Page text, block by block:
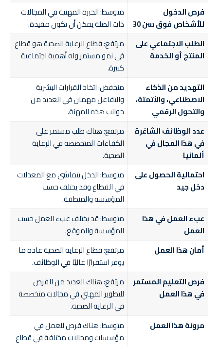
فرص الدخول
للأشخاص فوق سن 30
متوسط: الخبرة المهنية في المجالات
ذات الصلة يمكن أن تكون مفيدة.
الطلب الاجتماعي على
المنتج أو الخدمة
مرتفع: قطاع الرعاية الصحية هو قطاع
في نمو مستمر وله أهمية اجتماعية
كبيرة.
التهديد من الذكاء
الاصطناعي، والأتمتة،
والتحول الرقمي
منخفض: اتخاذ القرارات البشرية
والتفاعل مهمان في العديد من
جوانب هذه المهنة.
عدد الوظائف الشاغرة
في هذا المجال في
ألمانيا
مرتفع: هناك طلب مستمر على
الكفاءات المتخصصة في الرعاية
الصحية.
احتمالية الحصول على
دخل جيد
متوسط: الدخل يتماشى مع المعدلات
في القطاع وقد يختلف حسب
المؤسسة والمنطقة.
عبء العمل في هذا
العمل
متوسط: قد يختلف عبء العمل حسب
المؤسسة والموقع.
أمان هذا العمل
مرتفع: قطاع الرعاية الصحية عادة ما
يوفر استقرارًا عاليًا في الوظائف.
فرص التعليم المستمر
في هذا العمل
مرتفع: هناك العديد من الفرص
للتطوير المهني في مجالات متخصصة
في الرعاية الصحية.
مرونة هذا العمل
متوسط: هناك فرص للعمل في
مؤسسات ومجالات مختلفة في قطاع